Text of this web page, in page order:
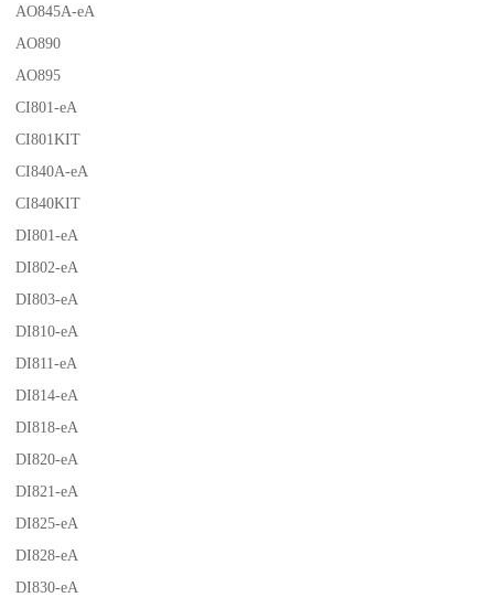
AO845A-eA
AO890
AO895
CI801-eA
CI801KIT
CI840A-eA
CI840KIT
DI801-eA
DI802-eA
DI803-eA
DI810-eA
DI811-eA
DI814-eA
DI818-eA
DI820-eA
DI821-eA
DI825-eA
DI828-eA
DI830-eA